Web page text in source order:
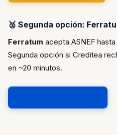
🥈 Segunda opción:
Ferratum acepta ASNEF
Segunda opción si Creditea
en ~20 minutos.